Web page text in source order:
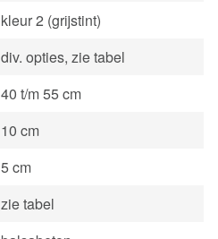
kleur 2 (grijstint)
div. opties, zie tabel
40 t/m 55 cm
10 cm
5 cm
zie tabel